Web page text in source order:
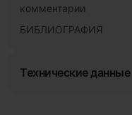
комментарии
БИБЛИОГРАФИЯ
Технические данные